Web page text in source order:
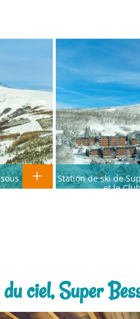
Station de ski de
et le
ciel, Super